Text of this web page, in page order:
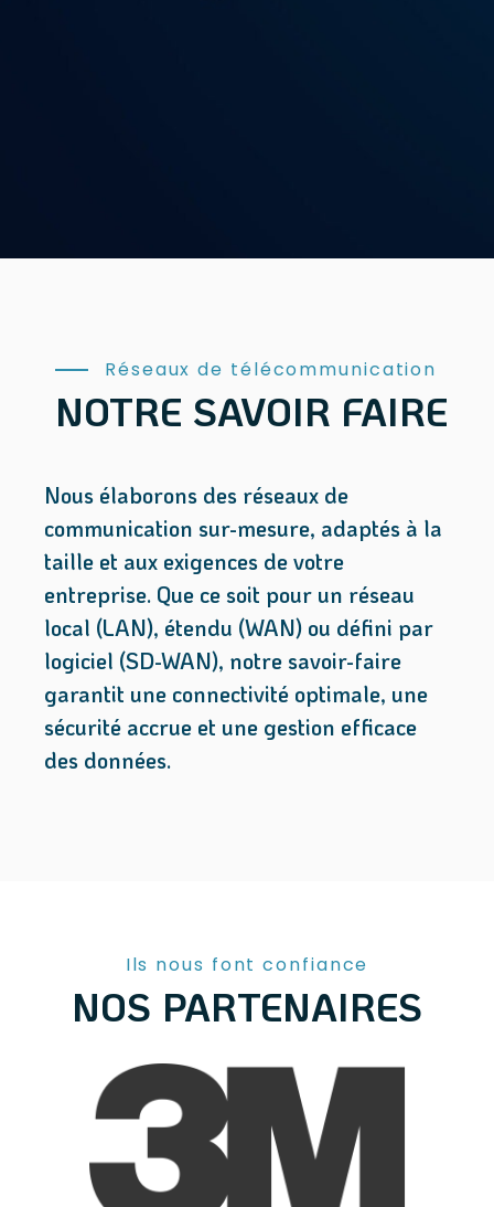
Réseaux de télécommunication
NOTRE SAVOIR FAIRE
Nous élaborons des réseaux de
communication sur-mesure, adaptés à la
taille et aux exigences de votre
entreprise. Que ce soit pour un réseau
local (LAN), étendu (WAN) ou défini par
logiciel (SD-WAN), notre savoir-faire
garantit une connectivité optimale, une
sécurité accrue et une gestion efficace
des données.
Ils nous font confiance
NOS PARTENAIRES